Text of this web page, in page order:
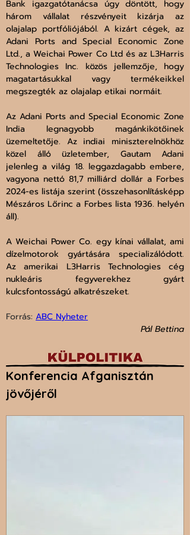
Bank igazgatótanácsa úgy döntött, hogy
három vállalat részvényeit kizárja az
olajalap portfóliójából. A kizárt cégek, az
Adani Ports and Special Economic Zone
Ltd., a Weichai Power Co Ltd és az L3Harris
Technologies Inc. közös jellemzője, hogy
magatartásukkal vagy termékeikkel
megszegték az olajalap etikai normáit.
Az Adani Ports and Special Economic Zone
India legnagyobb magánkikötőinek
üzemeltetője. Az indiai miniszterelnökhöz
közel álló üzletember, Gautam Adani
jelenleg a világ 18. leggazdagabb embere,
vagyona nettó 81,7 milliárd dollár a Forbes
2024-es listája szerint (összehasonlításképp
Mészáros Lőrinc a Forbes lista 1936. helyén
áll).
A Weichai Power Co. egy kínai vállalat, ami
dízelmotorok gyártására specializálódott.
Az amerikai L3Harris Technologies cég
nukleáris fegyverekhez gyárt
kulcsfontosságú alkatrészeket.
Forrás: ABC Nyheter
Pál Bettina
Konferencia Afganisztán
jövőjéről